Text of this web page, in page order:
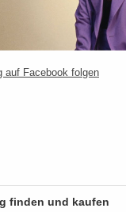
finden und kaufen